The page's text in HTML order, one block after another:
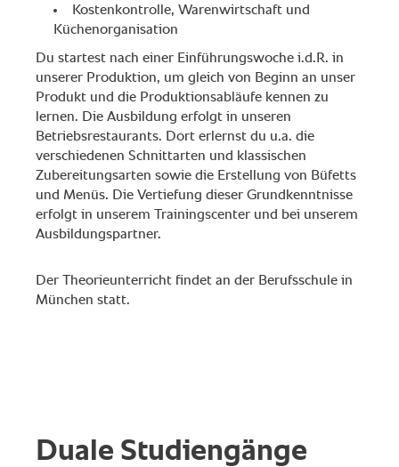
Kostenkontrolle, Warenwirtschaft und
Küchenorganisation
Du startest nach einer Einführungswoche i.d.R. in
unserer Produktion, um gleich von Beginn an unser
Produkt und die Produktionsabläufe kennen zu
lernen. Die Ausbildung erfolgt in unseren
Betriebsrestaurants. Dort erlernst du u.a. die
verschiedenen Schnittarten und klassischen
Zubereitungsarten sowie die Erstellung von Büfetts
und Menüs. Die Vertiefung dieser Grundkenntnisse
erfolgt in unserem Trainingscenter und bei unserem
Ausbildungspartner.
Der Theorieunterricht findet an der Berufsschule in
München statt.
Duale Studiengänge